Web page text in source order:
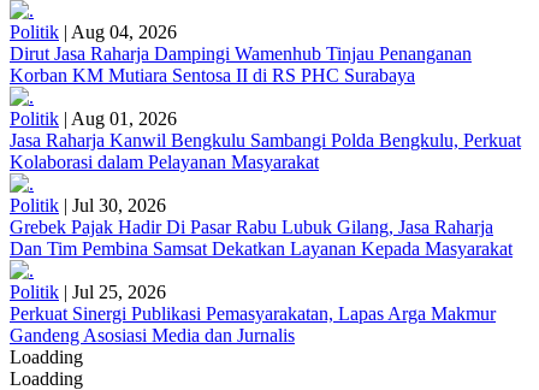
Politik | Aug 04, 2026
Dirut Jasa Raharja Dampingi Wamenhub Tinjau Penanganan
Korban KM Mutiara Sentosa II di RS PHC Surabaya
Politik | Aug 01, 2026
Jasa Raharja Kanwil Bengkulu Sambangi Polda Bengkulu, Perkuat
Kolaborasi dalam Pelayanan Masyarakat
Politik | Jul 30, 2026
Grebek Pajak Hadir Di Pasar Rabu Lubuk Gilang, Jasa Raharja
Dan Tim Pembina Samsat Dekatkan Layanan Kepada Masyarakat
Politik | Jul 25, 2026
Perkuat Sinergi Publikasi Pemasyarakatan, Lapas Arga Makmur
Gandeng Asosiasi Media dan Jurnalis
Loadding
Loadding